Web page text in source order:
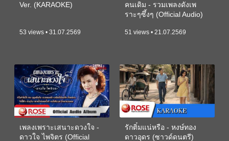
Ver. (KARAOKE)
53 views • 31.07.2569
คนเดิม - รวมเพลงดังเพ
ราะๆซึ้งๆ (Official Audio)
51 views • 21.07.2569
เพลงเพราะเสนาะดวงใจ -
ดาวใจ ไพจิตร (Official
รักติ๋มแน่หรือ - หงษ์ทอง
ดาวอุดร (ซาวด์ดนตรี)